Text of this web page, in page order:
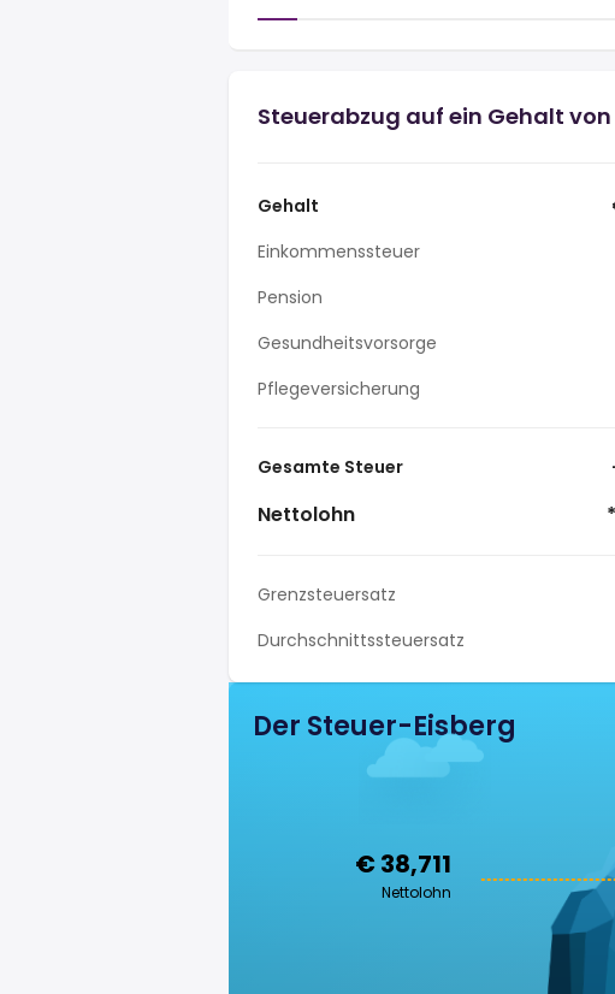
Steuerabzug auf ein Gehalt
Gehalt
Einkommenssteuer
Pension
Gesundheitsvorsorge
Pflegeversicherung
Gesamte Steuer
Nettolohn
Grenzsteuersatz
Durchschnittssteuersatz
Der Steuer-Eisberg
€ 38,711
Nettolohn